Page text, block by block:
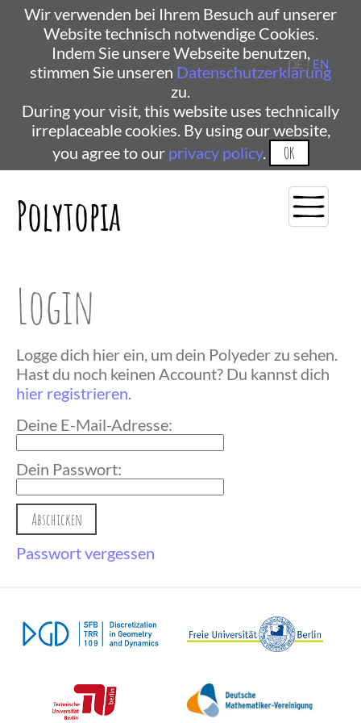
Wir verwenden bei Ihrem Besuch auf unserer
Website technisch notwendige Cookies.
Indem Sie unsere Webseite benutzen,
stimmen Sie unseren Datenschutzerklärung
zu.
During your visit, this website uses technically
irreplaceable cookies. By using our website,
you agree to our privacy policy. OK
Polytopia
DE | EN
Login
Logge dich hier ein, um dein Polyeder zu sehen.
Hast du noch keinen Account? Du kannst dich
hier registrieren.
Deine E-Mail-Adresse:
Dein Passwort:
Passwort vergessen